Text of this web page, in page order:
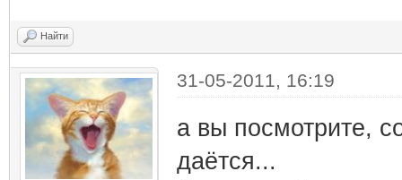
Найти
31-05-2011, 16:19
а вы посмотрите,
даётся...